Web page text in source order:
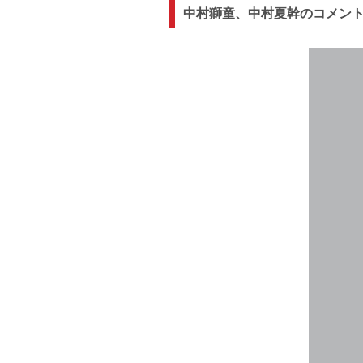
中村獅童、中村夏幹のコメン